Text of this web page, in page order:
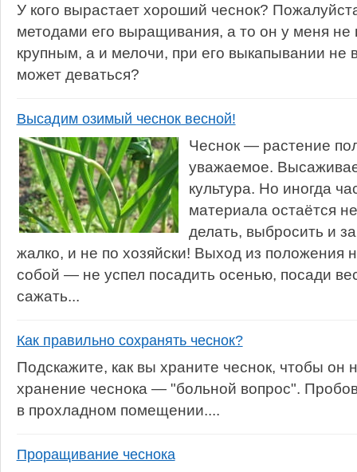
У кого вырастает хороший чеснок?
методами его выращивания, а то он у меня не
крупным, а и мелочи, при его выкапывании не
может деваться?
Высадим озимый чеснок весной!
Чеснок — растение
уважаемое.
культура. Но иногда
материала остаётся
делать, выбросить и
жалко, и не по хозяйски! Выход из положения
собой — не успел посадить осенью, посади
сажать...
Как правильно сохранять чеснок?
Подскажите, как вы храните чеснок, чтобы
хранение чеснока — "больной вопрос".
в прохладном помещении....
Проращивание чеснока